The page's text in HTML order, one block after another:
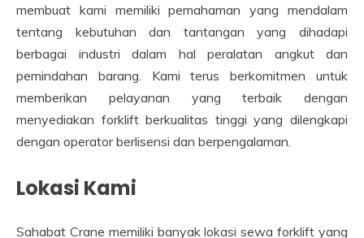
membuat kami memiliki pemahaman yang mendalam
tentang kebutuhan dan tantangan yang dihadapi
berbagai industri dalam hal peralatan angkut dan
pemindahan barang. Kami terus berkomitmen untuk
memberikan pelayanan yang terbaik dengan
menyediakan forklift berkualitas tinggi yang dilengkapi
dengan operator berlisensi dan berpengalaman.
Lokasi Kami
Sahabat Crane memiliki banyak lokasi sewa forklift yang